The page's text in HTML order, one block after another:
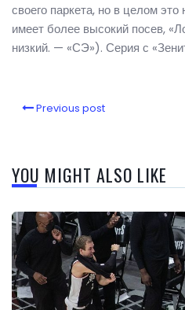
своего паркета, но в целом
имеет более высокий посев,
низкий. — «СЭ»). Серия с
Previous post
YOU MIGHT ALSO LIKE